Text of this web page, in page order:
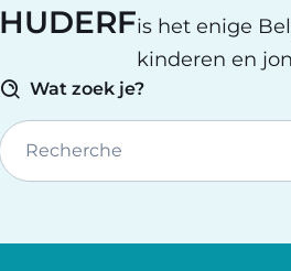
HUDERFis het enige
kinderen en
Wat zoek je?
Recherche